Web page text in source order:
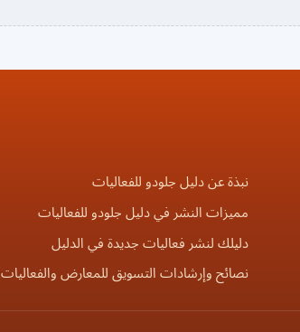
نبذة عن دليل جلودو للفعاليات
مميزات النشر في دليل جلودو للفعاليات
دليلك لنشر فعاليات جديدة في الدليل
نصائح وإرشادات التسويق للمعارض والفعاليات